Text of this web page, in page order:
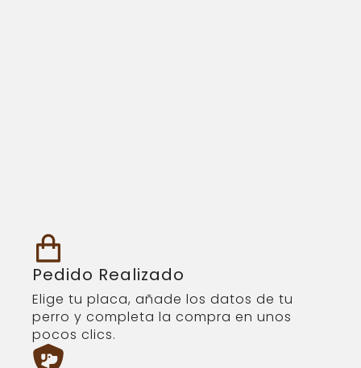
Pedido Realizado
Elige tu placa, añade los datos de tu
perro y completa la compra en unos
pocos clics.